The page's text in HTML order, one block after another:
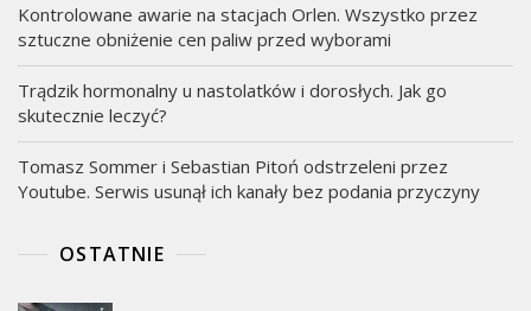
Kontrolowane awarie na stacjach Orlen. Wszystko przez
sztuczne obniżenie cen paliw przed wyborami
Trądzik hormonalny u nastolatków i dorosłych. Jak go
skutecznie leczyć?
Tomasz Sommer i Sebastian Pitoń odstrzeleni przez
Youtube. Serwis usunął ich kanały bez podania przyczyny
OSTATNIE